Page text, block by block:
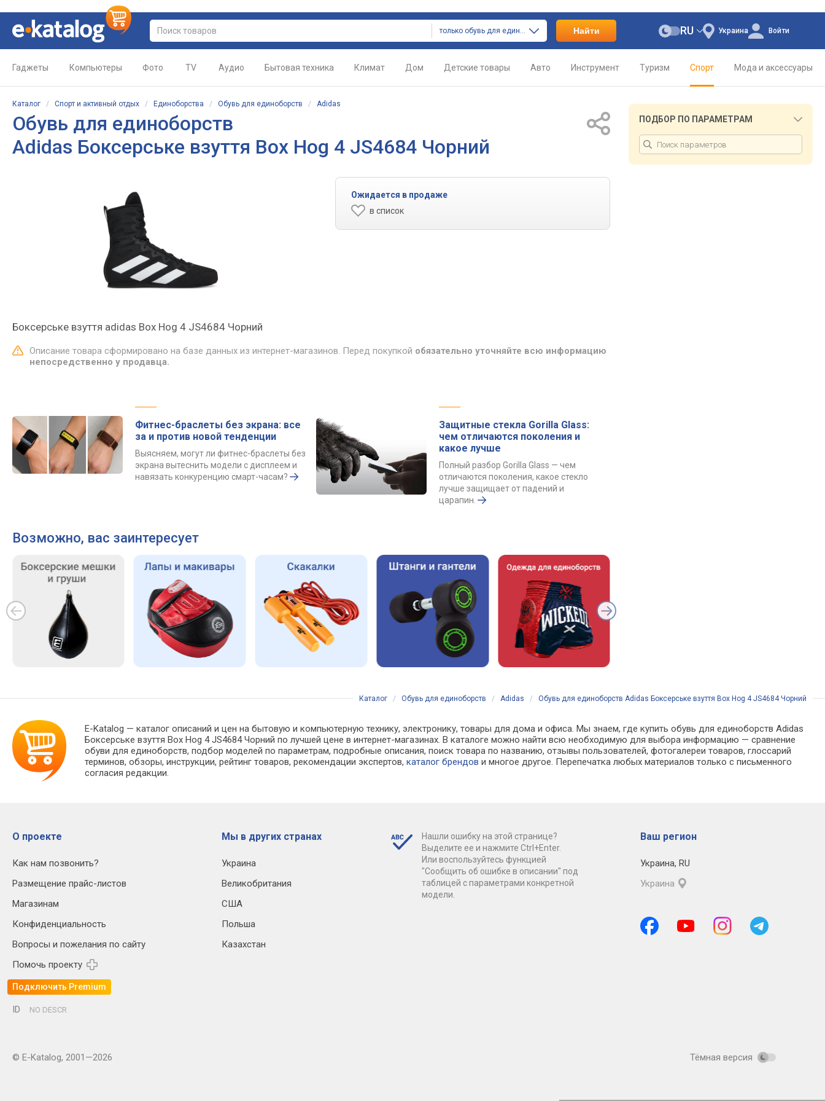
только обувь для единоборств Найти Украина
RU Войти
Гаджеты Компьютеры Фото TV Аудио Бытовая техника Климат Дом Детские товары Авто Инструмент Туризм Спорт Мода и аксессуары
Каталог / Спорт и активный отдых / Единоборства / Обувь для единоборств / Adidas
Обувь для единоборств
Adidas Боксерське взуття Box Hog 4 JS4684 Чорний
Ожидается в продаже
в список
Боксерське взуття adidas Box Hog 4 JS4684 Чорний
Описание товара сформировано на базе данных из интернет-магазинов. Перед покупкой обязательно уточняйте всю информацию
непосредственно у продавца.
Фитнес-браслеты без экрана: все
за и против новой тенденции
Выясняем, могут ли фитнес-браслеты без
экрана вытеснить модели с дисплеем и
навязать конкуренцию смарт-часам?
Защитные стекла Gorilla Glass:
чем отличаются поколения и
какое лучше
Полный разбор Gorilla Glass — чем
отличаются поколения, какое стекло
лучше защищает от падений и
царапин.
Возможно, вас заинтересует
ПОДБОР ПО ПАРАМЕТРАМ
Каталог / Обувь для единоборств / Adidas / Обувь для единоборств Adidas Боксерське взуття Box Hog 4 JS4684 Чорний
E-Katalog — каталог описаний и цен на бытовую и компьютерную технику, электронику, товары для дома и офиса. Мы знаем, где купить обувь для единоборств Adidas
Боксерське взуття Box Hog 4 JS4684 Чорний по лучшей цене в интернет-магазинах. В каталоге можно найти всю необходимую для выбора информацию — сравнение
обуви для единоборств, подбор моделей по параметрам, подробные описания, поиск товара по названию, отзывы пользователей, фотогалереи товаров, глоссарий
терминов, обзоры, инструкции, рейтинг товаров, рекомендации экспертов,каталог брендов и многое другое. Перепечатка любых материалов только с письменного
согласия редакции.
О проекте
Как нам позвонить?
Размещение прайс-листов
Магазинам
Конфиденциальность
Вопросы и пожелания по сайту
Помочь проекту
Подключить Premium
Мы в других странах
Украина
Великобритания
США
Польша
Казахстан
Нашли ошибку на этой странице?
Выделите ее и нажмите Ctrl+Enter.
Или воспользуйтесь функцией
"Сообщить об ошибке в описании" под
таблицей с параметрами конкретной
модели.
Ваш регион
Украина, RU
Украина
ID NO DESCR
© E-Katalog, 2001—2026 Тёмная версия